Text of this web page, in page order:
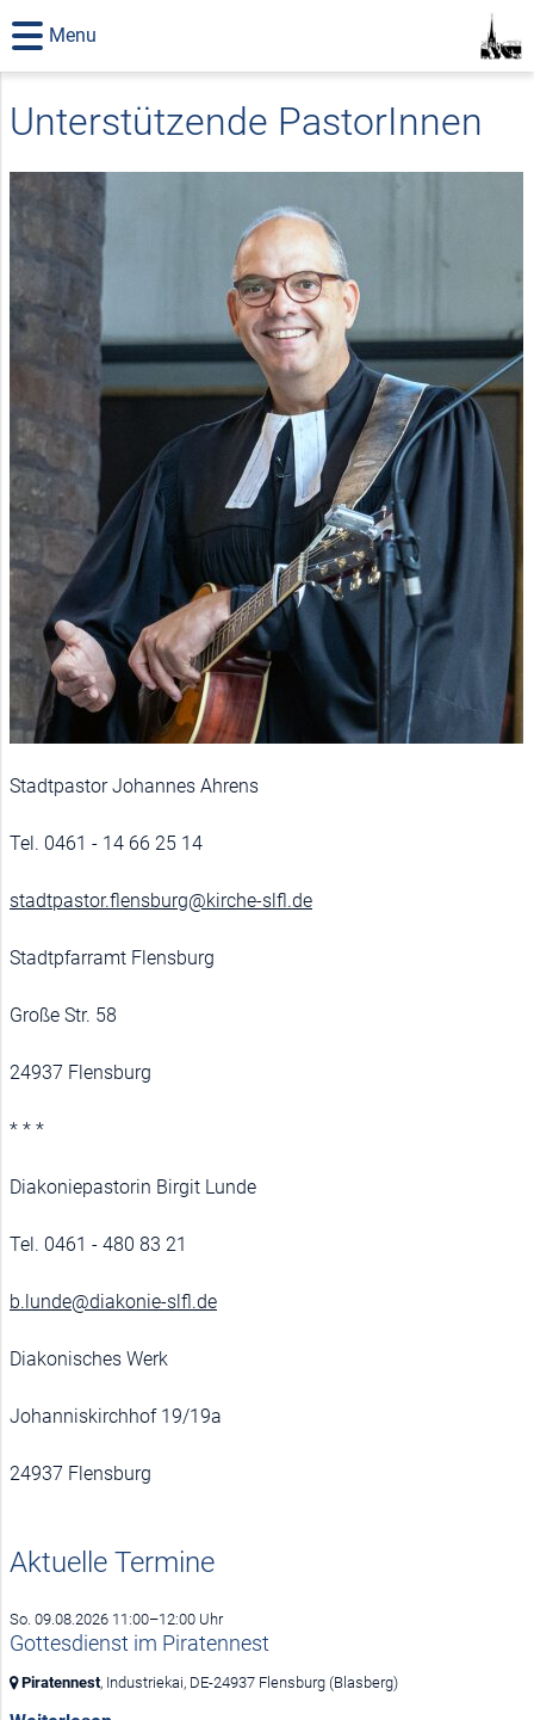
Menu
Unterstützende PastorInnen
Stadtpastor Johannes Ahrens
Tel. 0461 - 14 66 25 14
stadtpastor.flensburg@kirche-slfl.de
Stadtpfarramt Flensburg
Große Str. 58
24937 Flensburg
* * *
Diakoniepastorin Birgit Lunde
Tel. 0461 - 480 83 21
b.lunde@diakonie-slfl.de
Diakonisches Werk
Johanniskirchhof 19/19a
24937 Flensburg
Aktuelle Termine
So. 09.08.2026 11:00–12:00 Uhr
Gottesdienst im Piratennest
Piratennest, Industriekai, DE-24937 Flensburg (Blasberg)